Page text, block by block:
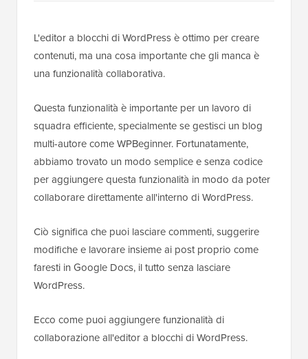
L'editor a blocchi di WordPress è ottimo per creare
contenuti, ma una cosa importante che gli manca è
una funzionalità collaborativa.
Questa funzionalità è importante per un lavoro di
squadra efficiente, specialmente se gestisci un blog
multi-autore come WPBeginner. Fortunatamente,
abbiamo trovato un modo semplice e senza codice
per aggiungere questa funzionalità in modo da poter
collaborare direttamente all'interno di WordPress.
Ciò significa che puoi lasciare commenti, suggerire
modifiche e lavorare insieme ai post proprio come
faresti in Google Docs, il tutto senza lasciare
WordPress.
Ecco come puoi aggiungere funzionalità di
collaborazione all'editor a blocchi di WordPress.